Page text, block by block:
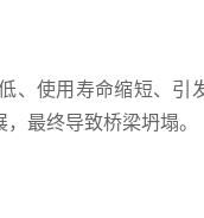
使用寿命缩短、引
最终导致桥梁坍塌。